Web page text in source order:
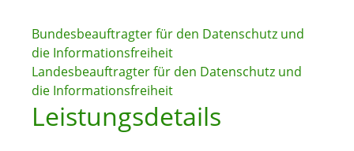
Bundesbeauftragter für den Datenschutz und
die Informationsfreiheit
Landesbeauftragter für den Datenschutz und
die Informationsfreiheit
Leistungsdetails